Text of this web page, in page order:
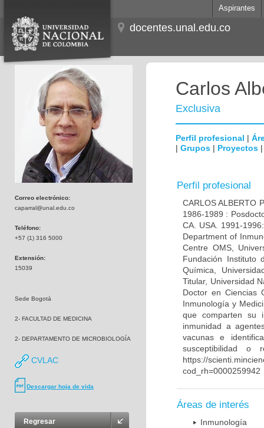
Aspirantes
docentes.unal.edu.co
Correo electrónico:
caparral@unal.edu.co
Teléfono:
+57 (1) 316 5000
Extensión:
15039
Sede Bogotá
2- FACULTAD DE MEDICINA
2- DEPARTAMENTO DE MICROBIOLOGÍA
CVLAC
Descargar hoja de vida
Regresar
Carlos
Exclusiva
Perfil profesional |
| Grupos | Proyectos
Perfil profesional
CARLOS ALBERTO
1986-1989 :
CA. USA. 1991-
Department of
Centre OMS,
Fundación Instituto
Química,
Titular, Universidad
Doctor en Ciencias
Inmunología y
que comparten su
inmunidad a
vacunas e
susceptibilidad o
https://
cod_rh=0000259942
Áreas de interés
Inmunología